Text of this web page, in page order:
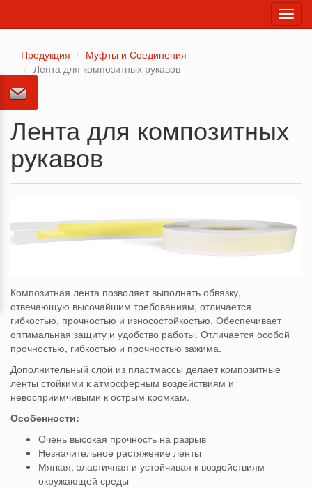
Продукция
Муфты и Соединения
Лента для композитных рукавов
Лента для композитных
рукавов
Композитная лента позволяет выполнять обвязку,
отвечающую высочайшим требованиям, отличается
гибкостью, прочностью и износостойкостью. Обеспечивает
оптимальная защиту и удобство работы. Отличается особой
прочностью, гибкостью и прочностью зажима.
Дополнительный слой из пластмассы делает композитные
ленты стойкими к атмосферным воздействиям и
невосприимчивыми к острым кромкам.
Особенности:
Очень высокая прочность на разрыв
Незначительное растяжение ленты
Мягкая, эластичная и устойчивая к воздействиям
окружающей среды